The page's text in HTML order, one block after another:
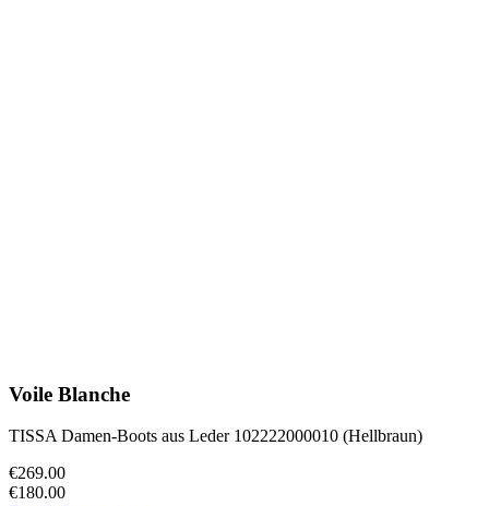
Voile Blanche
TISSA Damen-Boots aus Leder 102222000010 (Hellbraun)
€269.00
€180.00